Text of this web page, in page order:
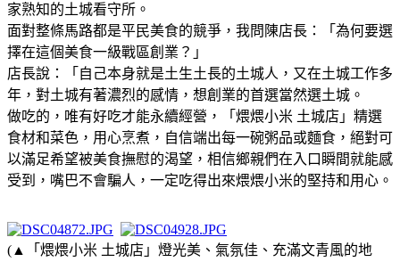
家熟知的土城看守所。
面對整條馬路都是平民美食的競爭，我問陳店長：「為何要選
擇在這個美食一級戰區創業？」
店長說：「自己本身就是土生土長的土城人，又在土城工作多
年，對土城有著濃烈的感情，想創業的首選當然選土城。
做吃的，唯有好吃才能永續經營，「煨煨小米 土城店」精選
食材和菜色，用心烹煮，自信端出每一碗粥品或麵食，絕對可
以滿足希望被美食撫慰的渴望，相信鄉親們在入口瞬間就能感
受到，嘴巴不會騙人，一定吃得出來煨煨小米的堅持和用心。
(▲「煨煨小米 土城店」燈光美、氣氛佳、充滿文青風的地